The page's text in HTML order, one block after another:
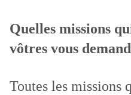
Quelles missions
vôtres vous
Toutes les missions